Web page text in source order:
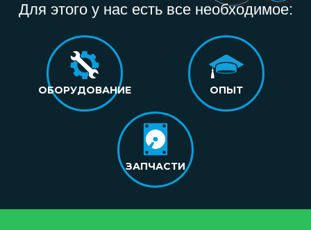
Для этого у нас есть все необходимое:
ОБОРУДОВАНИЕ ОПЫТ
ЗАПЧАСТИ